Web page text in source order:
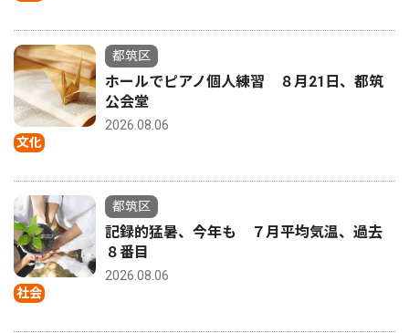
文化
都筑区
ホールでピアノ個人練習 ８月21日、都筑
公会堂
2026.08.06
社会
都筑区
記録的猛暑、今年も ７月平均気温、過去
８番目
2026.08.06